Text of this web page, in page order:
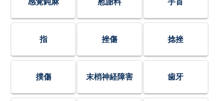
感覚鈍麻 慰謝料 手首
指 挫傷 捻挫
撲傷 末梢神経障害 歯牙